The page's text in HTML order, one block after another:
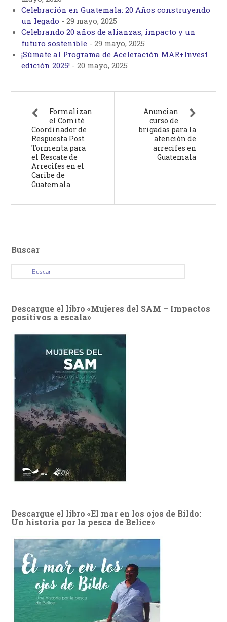
Celebración en Guatemala: 20 Años construyendo
un legado -29 mayo, 2025
Celebrando 20 años de alianzas, impacto y un
futuro sostenible -29 mayo, 2025
¡Súmate al Programa de Aceleración MAR+Invest
edición 2025! -20 mayo, 2025
Formalizan
el Comité
Coordinador de
Respuesta Post
Tormenta para
el Rescate de
Arrecifes en el
Caribe de
Guatemala
Anuncian
curso de
brigadas para la
atención de
arrecifes en
Guatemala
Buscar
Descargue el libro «Mujeres del SAM – Impactos
positivos a escala»
Descargue el libro «El mar en los ojos de Bildo:
Un historia por la pesca de Belice»